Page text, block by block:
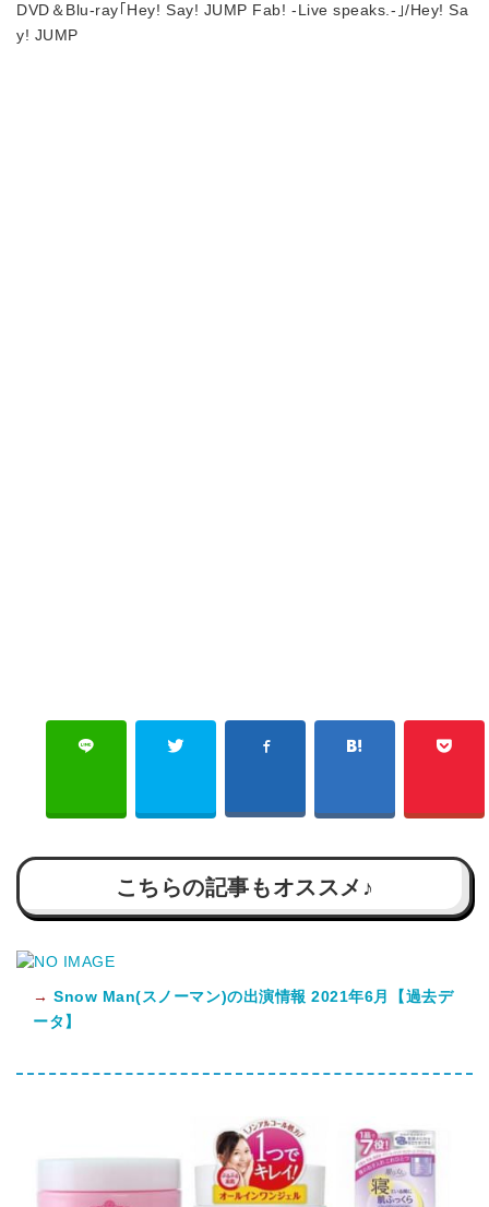
DVD＆Blu-ray｢Hey! Say! JUMP Fab! -Live speaks.-｣/Hey! Sa
y! JUMP
こちらの記事もオススメ♪
→ Snow Man(スノーマン)の出演情報 2021年6月【過去デ
ータ】